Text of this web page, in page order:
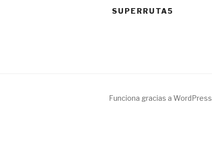
SUPERRUTA5
Funciona gracias a WordPress